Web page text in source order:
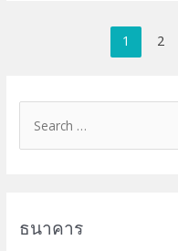
1 2
h
ธนาคาร